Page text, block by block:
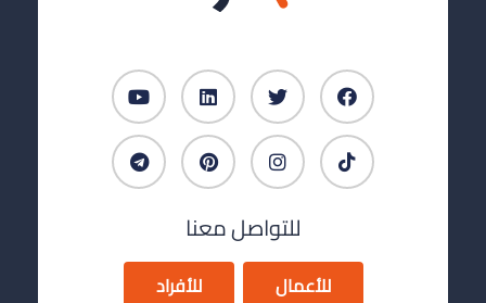
للتواصل معنا
للأعمال للأفراد